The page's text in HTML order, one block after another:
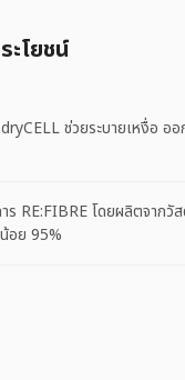
โยชน์
ช่วยระบายเหงื่อ อ
RE:FIBRE โดยผลิตจากวัส
อย 95%